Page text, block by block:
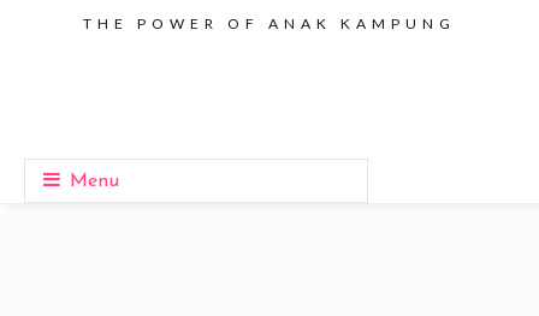
THE POWER OF ANAK KAMPUNG
Menu